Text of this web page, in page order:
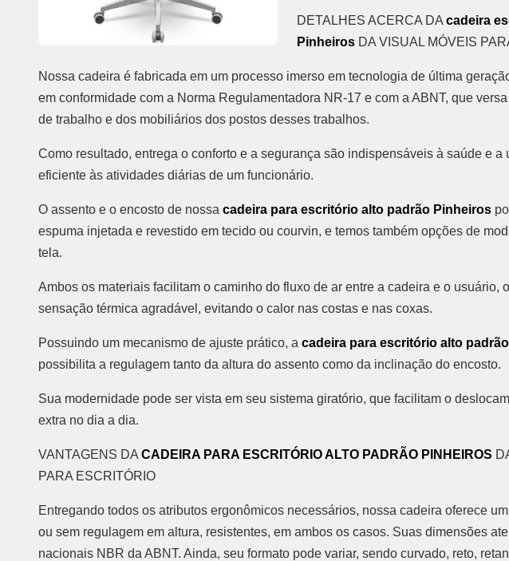
DETALHES ACERCA DA cadeira
Pinheiros DA VISUAL MÓVEIS
Nossa cadeira é fabricada em um processo imerso em tecnologia de última
em conformidade com a Norma Regulamentadora NR-17 e com a ABNT, que
de trabalho e dos mobiliários dos postos desses trabalhos.
Como resultado, entrega o conforto e a segurança são indispensáveis à saúde e a
eficiente às atividades diárias de um funcionário.
O assento e o encosto de nossa cadeira para escritório alto padrão Pinheiros
espuma injetada e revestido em tecido ou courvin, e temos também opções de
tela.
Ambos os materiais facilitam o caminho do fluxo de ar entre a cadeira e o usuário,
sensação térmica agradável, evitando o calor nas costas e nas coxas.
Possuindo um mecanismo de ajuste prático, a cadeira para escritório alto
possibilita a regulagem tanto da altura do assento como da inclinação do encosto.
Sua modernidade pode ser vista em seu sistema giratório, que facilitam o
extra no dia a dia.
VANTAGENS DA CADEIRA PARA ESCRITÓRIO ALTO PADRÃO PINHEIROS
PARA ESCRITÓRIO
Entregando todos os atributos ergonômicos necessários, nossa cadeira oferece
ou sem regulagem em altura, resistentes, em ambos os casos. Suas dimensões
nacionais NBR da ABNT. Ainda, seu formato pode variar, sendo curvado, reto,